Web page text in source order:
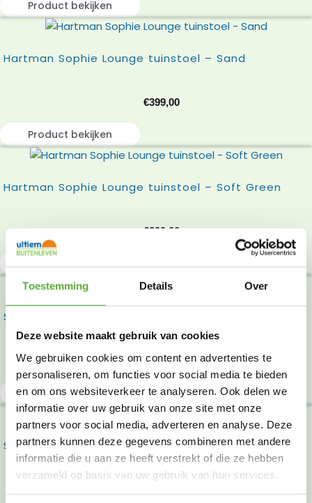
Toestemming Details Over
Deze website maakt gebruik van cookies
We gebruiken cookies om content en advertenties te
personaliseren, om functies voor social media te bieden
en om ons websiteverkeer te analyseren. Ook delen we
informatie over uw gebruik van onze site met onze
partners voor social media, adverteren en analyse. Deze
partners kunnen deze gegevens combineren met andere
informatie die u aan ze heeft verstrekt of die ze hebben
verzameld op basis van uw gebruik van hun services.
Product bekijken
Hartman Sophie Lounge tuinstoel – Sand
€399,00
Product bekijken
Hartman Sophie Lounge tuinstoel – Soft Green
€399,00
Product bekijken
SUNS Pemba dining tuinstoel – Teak
€799,00
Product bekijken
SUNS Pemba dining tuinstoel – Champagne